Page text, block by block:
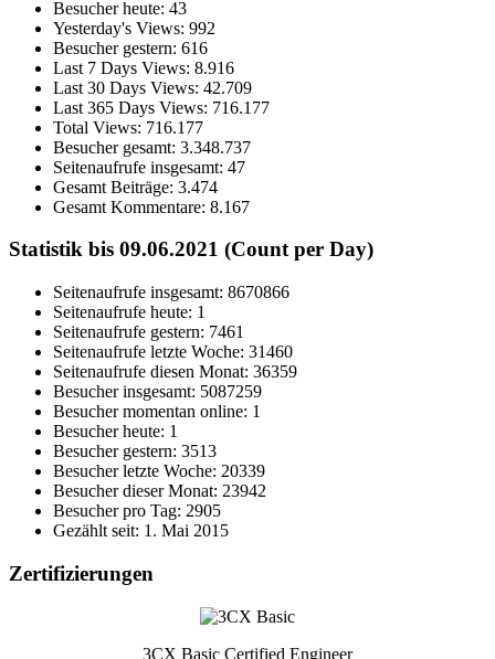
Besucher heute: 43
Yesterday's Views: 992
Besucher gestern: 616
Last 7 Days Views: 8.916
Last 30 Days Views: 42.709
Last 365 Days Views: 716.177
Total Views: 716.177
Besucher gesamt: 3.348.737
Seitenaufrufe insgesamt: 47
Gesamt Beiträge: 3.474
Gesamt Kommentare: 8.167
Statistik bis 09.06.2021 (Count per Day)
Seitenaufrufe insgesamt: 8670866
Seitenaufrufe heute: 1
Seitenaufrufe gestern: 7461
Seitenaufrufe letzte Woche: 31460
Seitenaufrufe diesen Monat: 36359
Besucher insgesamt: 5087259
Besucher momentan online: 1
Besucher heute: 1
Besucher gestern: 3513
Besucher letzte Woche: 20339
Besucher dieser Monat: 23942
Besucher pro Tag: 2905
Gezählt seit: 1. Mai 2015
Zertifizierungen
3CX Basic Certified Engineer